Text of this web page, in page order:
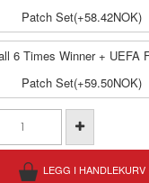
Patch Set(+58.42NOK)
6 Times Winner + UEFA
Patch Set(+59.50NOK)